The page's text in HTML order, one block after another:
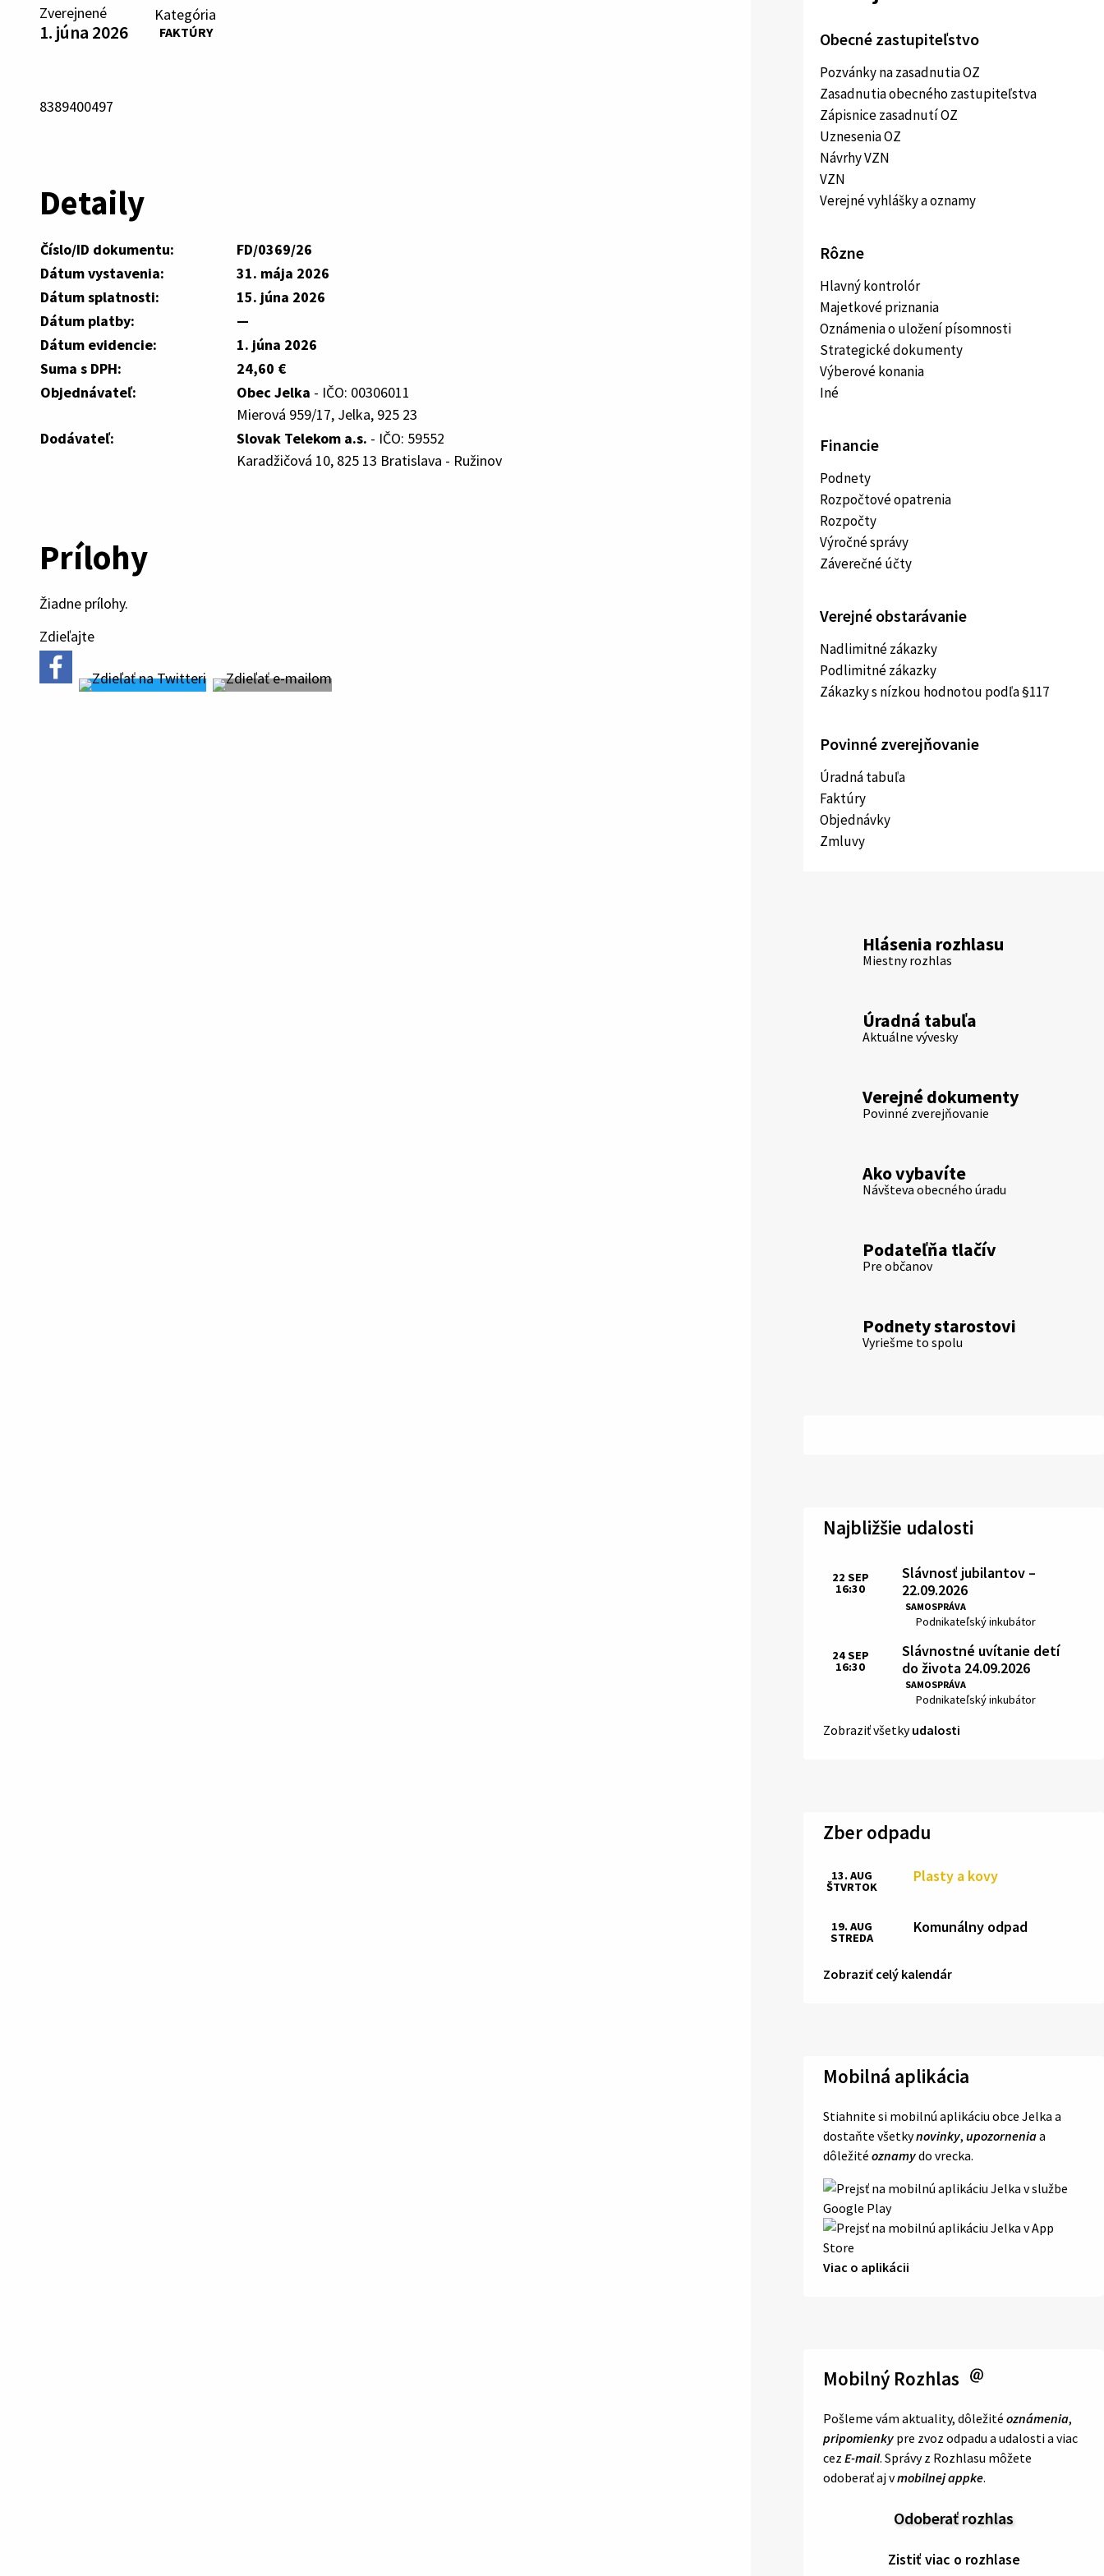
Zverejnené
1. júna 2026
Kategória
FAKTÚRY
8389400497
Detaily
Číslo/ID dokumentu:
FD/0369/26
Dátum vystavenia:
31. mája 2026
Dátum splatnosti:
15. júna 2026
Dátum platby:
—
Dátum evidencie:
1. júna 2026
Suma s DPH:
24,60 €
Objednávateľ:
Obec Jelka - IČO: 00306011
Mierová 959/17, Jelka, 925 23
Dodávateľ:
Slovak Telekom a.s. - IČO: 59552
Karadžičová 10, 825 13 Bratislava - Ružinov
Prílohy
Žiadne prílohy.
Zdieľajte
Obecné zastupiteľstvo
Pozvánky na zasadnutia OZ
Zasadnutia obecného zastupiteľstva
Zápisnice zasadnutí OZ
Uznesenia OZ
Návrhy VZN
VZN
Verejné vyhlášky a oznamy
Rôzne
Hlavný kontrolór
Majetkové priznania
Oznámenia o uložení písomnosti
Strategické dokumenty
Výberové konania
Iné
Financie
Podnety
Rozpočtové opatrenia
Rozpočty
Výročné správy
Záverečné účty
Verejné obstarávanie
Nadlimitné zákazky
Podlimitné zákazky
Zákazky s nízkou hodnotou podľa §117
Povinné zverejňovanie
Úradná tabuľa
Faktúry
Objednávky
Zmluvy
Hlásenia rozhlasu
Miestny rozhlas
Úradná tabuľa
Aktuálne vývesky
Verejné dokumenty
Povinné zverejňovanie
Ako vybavíte
Návšteva obecného úradu
Podateľňa tlačív
Pre občanov
Podnety starostovi
Vyriešme to spolu
Najbližšie udalosti
Slávnosť jubilantov –
22.09.2026
SAMOSPRÁVA
Miesto:
Podnikateľský inkubátor
Čas:
22 SEP
16:30
Slávnostné uvítanie detí
do života 24.09.2026
SAMOSPRÁVA
Miesto:
Podnikateľský inkubátor
Čas:
24SEP
16:30
Zobraziť všetkyudalosti
Zber odpadu
Plasty a kovy
13. AUG
ŠTVRTOK
Komunálny odpad
19. AUG
STREDA
Zobraziť celý kalendár
Mobilná aplikácia
Stiahnite si mobilnú aplikáciu obce Jelka a
dostaňte všetkynovinky, upozorneniaa
dôležité oznamydo vrecka.
Viac o aplikácii
Mobilný Rozhlas
Pošleme vám aktuality, dôležité oznámenia,
pripomienky pre zvoz odpadu a udalosti a viac
cez E-mail. Správy z Rozhlasu môžete
odoberať aj vmobilnej appke.
Odoberať rozhlas
Zistiť viac o rozhlase